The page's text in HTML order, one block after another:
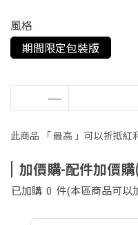
風格
期間限定包裝版
此商品 「 最高 」可以折抵紅
加價購-配件加價
已加購 0 件(本區商品可以